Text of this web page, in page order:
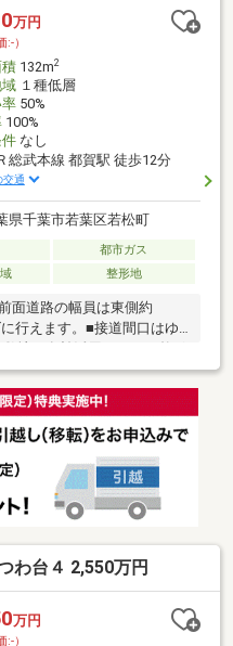
スメーカーで建築可能。家
住まいを自由にプランニン
万円
:-）
132m2
１種低層
50%
100%
なし
総武本線 都賀駅 徒歩12分
交通
県千葉市若葉区若松町
都市ガス
整形地
面道路の幅員は東側約
行えます。■接道間口はゆ
ません。 ご希望のハウス
。■周辺は第1種低層住居専
通 総武本線「都賀」駅
」駅 徒歩13分■周辺環
都賀東公園：約640m
わ台４ 2,550万円
万円
:-）